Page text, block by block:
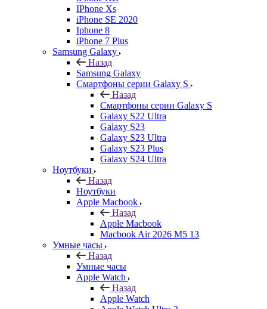
IPhone Xs
iPhone SE 2020
Iphone 8
iPhone 7 Plus
Samsung Galaxy
Назад
Samsung Galaxy
Смартфоны серии Galaxy S
Назад
Смартфоны серии Galaxy S
Galaxy S22 Ultra
Galaxy S23
Galaxy S23 Ultra
Galaxy S23 Plus
Galaxy S24 Ultra
Ноутбуки
Назад
Ноутбуки
Apple Macbook
Назад
Apple Macbook
Macbook Air 2026 M5 13
Умные часы
Назад
Умные часы
Apple Watch
Назад
Apple Watch